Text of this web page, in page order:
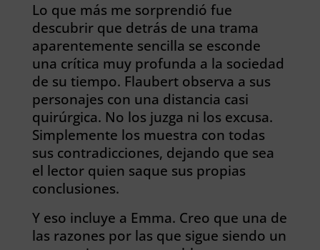
Lo que más me sorprendió fue
descubrir que detrás de una trama
aparentemente sencilla se esconde
una crítica muy profunda a la sociedad
de su tiempo. Flaubert observa a sus
personajes con una distancia casi
quirúrgica. No los juzga ni los excusa.
Simplemente los muestra con todas
sus contradicciones, dejando que sea
el lector quien saque sus propias
conclusiones.
Y eso incluye a Emma. Creo que una de
las razones por las que sigue siendo un